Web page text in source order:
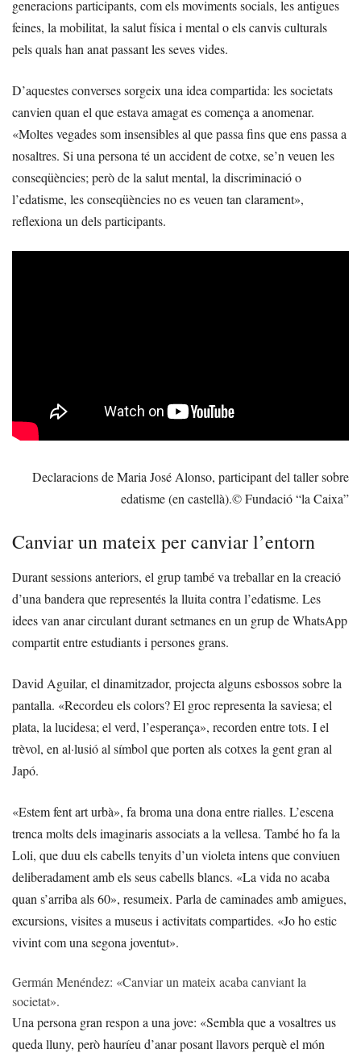
generacions participants, com els moviments socials, les antigues
feines, la mobilitat, la salut física i mental o els canvis culturals
pels quals han anat passant les seves vides.
D’aquestes converses sorgeix una idea compartida: les societats
canvien quan el que estava amagat es comença a anomenar.
«Moltes vegades som insensibles al que passa fins que ens passa a
nosaltres. Si una persona té un accident de cotxe, se’n veuen les
conseqüències; però de la salut mental, la discriminació o
l’edatisme, les conseqüències no es veuen tan clarament»,
reflexiona un dels participants.
Declaracions de Maria José Alonso, participant del taller sobre
edatisme (en castellà).© Fundació “la Caixa”
Canviar un mateix per canviar l’entorn
Durant sessions anteriors, el grup també va treballar en la creació
d’una bandera que representés la lluita contra l’edatisme. Les
idees van anar circulant durant setmanes en un grup de WhatsApp
compartit entre estudiants i persones grans.
David Aguilar, el dinamitzador, projecta alguns esbossos sobre la
pantalla. «Recordeu els colors? El groc representa la saviesa; el
plata, la lucidesa; el verd, l’esperança», recorden entre tots. I el
trèvol, en al·lusió al símbol que porten als cotxes la gent gran al
Japó.
«Estem fent art urbà», fa broma una dona entre rialles. L’escena
trenca molts dels imaginaris associats a la vellesa. També ho fa la
Loli, que duu els cabells tenyits d’un violeta intens que conviuen
deliberadament amb els seus cabells blancs. «La vida no acaba
quan s’arriba als 60», resumeix. Parla de caminades amb amigues,
excursions, visites a museus i activitats compartides. «Jo ho estic
vivint com una segona joventut».
Germán Menéndez: «Canviar un mateix acaba canviant la
societat».
Una persona gran respon a una jove: «Sembla que a vosaltres us
queda lluny, però hauríeu d’anar posant llavors perquè el món